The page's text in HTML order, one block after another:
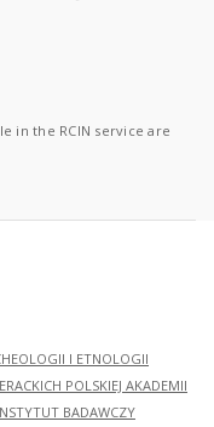
in the RCIN service are
I ETNOLOGII
POLSKIEJ AKADEMII
BADAWCZY